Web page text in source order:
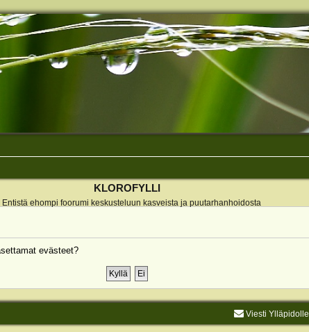
KLOROFYLLI
Entistä ehompi foorumi keskusteluun kasveista ja puutarhanhoidosta
evästeet?
Viesti Ylläpidolle